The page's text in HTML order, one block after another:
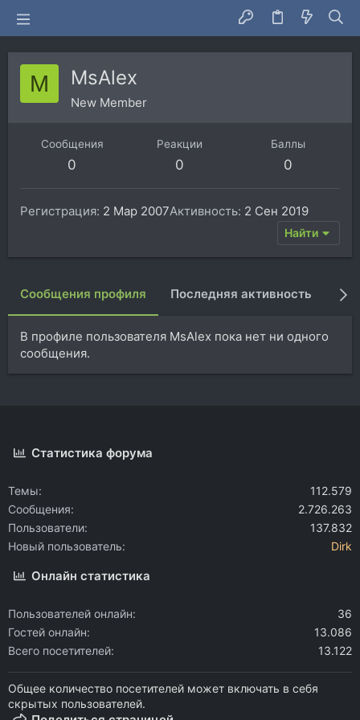
M MsAlex
New Member
Сообщения
0
Реакции
0
Баллы
0
Регистрация 2 Мар 2007Активность 2 Сен 2019
Найти
Сообщения профиля Последняя активность
В профиле пользователя MsAlex пока нет ни одного
сообщения.
Статистика форума
Темы
112.579
Сообщения
2.726.263
Пользователи
137.832
Новый пользователь
Dirk
Онлайн статистика
Пользователей онлайн
36
Гостей онлайн
13.086
Всего посетителей
13.122
Общее количество посетителей может включать в себя
скрытых пользователей.